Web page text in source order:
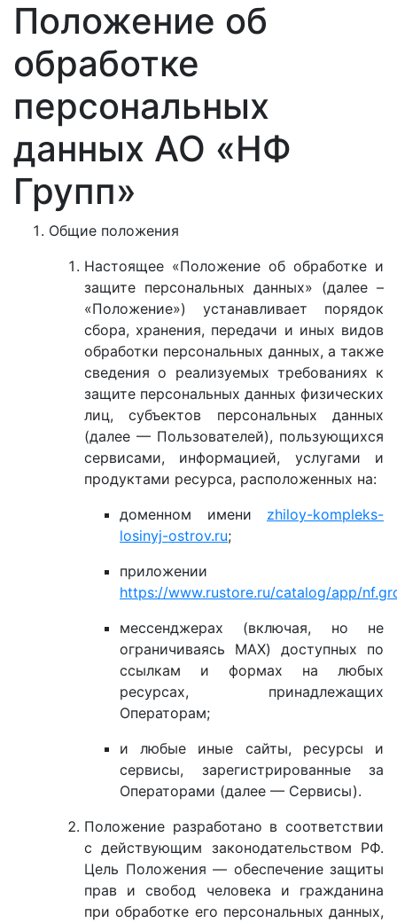
Положение об
обработке
персональных
данных АО «НФ
Групп»
Общие положения
Настоящее «Положение об обработке и
защите персональных данных» (далее –
«Положение») устанавливает порядок
сбора, хранения, передачи и иных видов
обработки персональных данных, а также
сведения о реализуемых требованиях к
защите персональных данных физических
лиц, субъектов персональных данных
(далее — Пользователей), пользующихся
сервисами, информацией, услугами и
продуктами ресурса, расположенных на:
доменном имени zhiloy-kompleks-
losinyj-ostrov.ru;
приложении
https://www.rustore.ru/catalog/app/
мессенджерах (включая, но не
ограничиваясь MAX) доступных по
ссылкам и формах на любых
ресурсах, принадлежащих
Операторам;
и любые иные сайты, ресурсы и
сервисы, зарегистрированные за
Операторами (далее — Сервисы).
Положение разработано в соответствии
с действующим законодательством РФ.
Цель Положения — обеспечение защиты
прав и свобод человека и гражданина
при обработке его персональных данных,